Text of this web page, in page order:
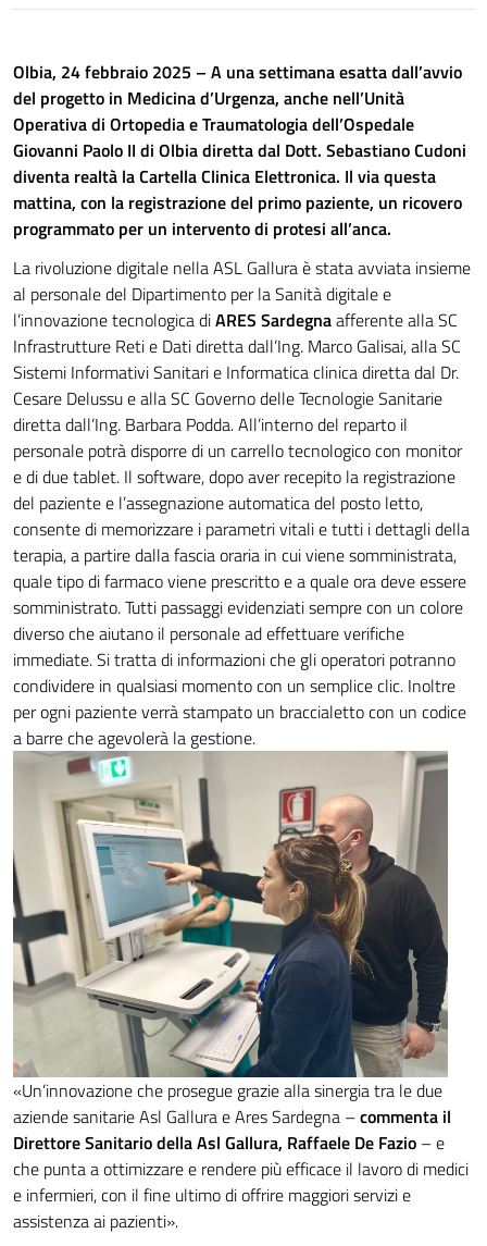
Olbia, 24 febbraio 2025 – A una settimana esatta dall’avvio
del progetto in Medicina d’Urgenza, anche nell’Unità
Operativa di Ortopedia e Traumatologia dell’Ospedale
Giovanni Paolo II di Olbia diretta dal Dott. Sebastiano Cudoni
diventa realtà la Cartella Clinica Elettronica. Il via questa
mattina, con la registrazione del primo paziente, un ricovero
programmato per un intervento di protesi all’anca.
La rivoluzione digitale nella ASL Gallura è stata avviata insieme
al personale del Dipartimento per la Sanità digitale e
l’innovazione tecnologica diARES Sardegnaafferente alla SC
Infrastrutture Reti e Dati diretta dall’Ing. Marco Galisai, alla SC
Sistemi Informativi Sanitari e Informatica clinica diretta dal Dr.
Cesare Delussu e alla SC Governo delle Tecnologie Sanitarie
diretta dall’Ing. Barbara Podda. All’interno del reparto il
personale potrà disporre di un carrello tecnologico con monitor
e di due tablet. Il software, dopo aver recepito la registrazione
del paziente e l’assegnazione automatica del posto letto,
consente di memorizzare i parametri vitali e tutti i dettagli della
terapia, a partire dalla fascia oraria in cui viene somministrata,
quale tipo di farmaco viene prescritto e a quale ora deve essere
somministrato. Tutti passaggi evidenziati sempre con un colore
diverso che aiutano il personale ad effettuare verifiche
immediate. Si tratta di informazioni che gli operatori potranno
condividere in qualsiasi momento con un semplice clic. Inoltre
per ogni paziente verrà stampato un braccialetto con un codice
a barre che agevolerà la gestione.
«Un’innovazione che prosegue grazie alla sinergia tra le due
aziende sanitarie Asl Gallura e Ares Sardegna – commenta il
Direttore Sanitario della Asl Gallura, Raffaele De Fazio – e
che punta a ottimizzare e rendere più efficace il lavoro di medici
e infermieri, con il fine ultimo di offrire maggiori servizi e
assistenza ai pazienti».